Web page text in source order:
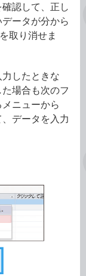
認して、正し
ータが分から
取り消せま
したときな
場合も次のフ
ニューから
データを入力